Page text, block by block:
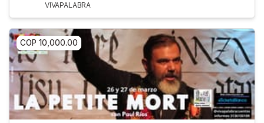
VIVAPALABRA
COP 10,000.00